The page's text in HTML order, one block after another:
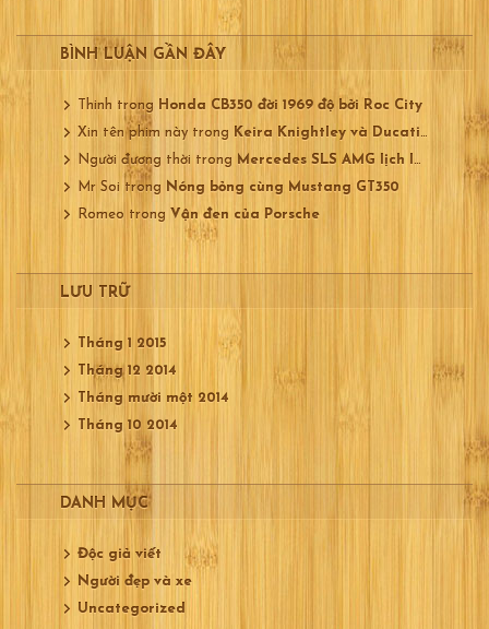
BÌNH LUẬN GẦN ĐÂY
Thinh trong
Honda CB350 đời 1969 độ bởi Roc City
Xin tên phim này trong
Keira Knightley và Ducati 750
Người đương thời trong Mercedes SLS AMG lịch lãm
Mr Soi trong Nóng bỏng cùng Mustang GT350
Romeo trong Vận đen của Porsche
LƯU TRỮ
Tháng 1 2015
Tháng 12 2014
Tháng mười một 2014
Tháng 10 2014
DANH MỤC
Độc giả viết
Người đẹp và xe
Uncategorized